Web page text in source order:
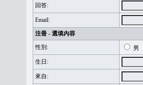
回答:
Email:
注冊 - 選填內容
性別:
男
生日:
來自: